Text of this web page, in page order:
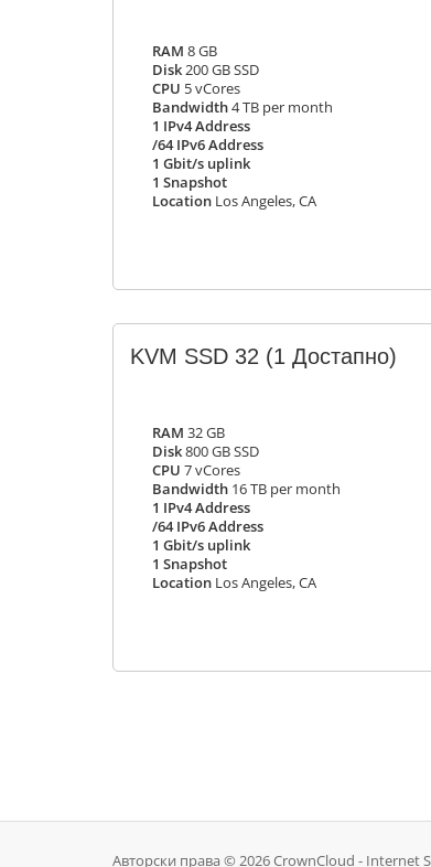
RAM 8 GB
Disk200 GB SSD
CPU 5 vCores
Bandwidth4 TB per month
1 IPv4 Address
/64 IPv6 Address
1 Gbit/s uplink
1 Snapshot
Location Los Angeles, CA
KVM SSD 32 (1 Достапно)
RAM 32 GB
Disk800 GB SSD
CPU 7 vCores
Bandwidth 16 TB per month
1 IPv4 Address
/64 IPv6 Address
1 Gbit/s uplink
1 Snapshot
Location Los Angeles, CA
Авторски права © 2026 CrownCloud - Internet